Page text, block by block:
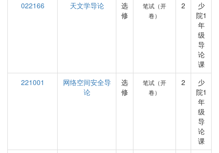
022166
天文学导论
选
修
笔试（开
卷）
2
少
院1
年
级
导
论
课
221001
网络空间安全导
论
选
修
笔试（开
卷）
2
少
院1
年
级
导
论
课